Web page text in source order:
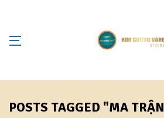
POSTS TAGGED "MA TRẬN